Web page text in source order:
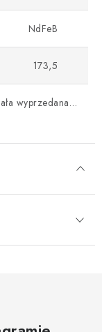
NdFeB
173,5
wyprzedana…